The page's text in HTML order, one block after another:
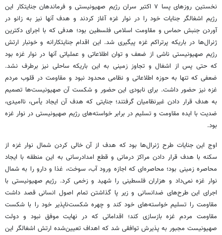
نخستین روزهای پسا ۷ اکتبر سران رژیم صهیونیستی و فرماندهان جنایتکار این
رژیم اشغالگر جنایات خود را در نوار غزه آغاز کردند و هدف آنها نیز به زانو در
آوردن جنبش حماس و مقاومت اسلامی فلسطین بود؛ هدفی که با اجرای دکترین
ژنرال‌ها در باریکه پرتراکم غزه پیگیری شد. این اقدام جنایتکارانه و خونبار ارتش
رژیم صهیونیستی ناشی از ضعف و توان اطلاعاتی و عملیاتی آنها در نوار غزه بود
که حتی پس از اشغال و تجاوز زمینی به این باریکه ساحلی نیز برطرف نشد.
ضعفی که تنها به حوزه اطلاعاتی و نظامی محدود نبود و مقاومت در قلوب مردم
غزه نیز حضور داشت. برای نابودی این حضور و شکست آن صهیونیست‌ها تصمیم
به هدف قرار دادن غیرنظامیان گرفتند؛ جنایتی که هدف آن ایجاد یأس، ناامیدی،
ضدیت با ایده مقاومت و تسلیم در برابر خواسته‌های رژیم صهیونیستی در نوار غزه
بود.
اوج این جنایات طرح ژنرال‌ها بود که هدف از آن خالی کردن شمال نوار غزه از
سکنه با هدف قرار دادن مراکز درمانی و قطع امدادرسانی به این منطقه با ایجاد
محاصره زمینی بود؛ محاصره‌ای که اجازه ورود آب، سوخت، غذا و دارو را به شمال
نوار غزه نمی‌داد و هزاران فلسطینی را شهید و زخمی کرد. رژیم صهیونیستی با
اجرای این طرح‌های ضدانسانی و زیر پا گذاشتن تمام اصول انسانی قصد داشت
مقاومت را تسلیم خواسته‌های خود کند و چهره شکست‌ناپذیر خود را با شکست
مقاومت مردم غزه بازسازی کند؛ اقداماتی که در نهایت موفق نبود و دولت
صهیونیست مجبور به پذیرش توافقی شد که اهداف تعیین‌شده ارتش اشغالگر این